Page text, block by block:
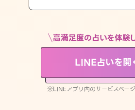
LINE占いを開く
※LINEアプリ内のサービスページへ遷移します
高満足度の占いを体験
LINE占いを開
※LINEアプリ内のサービスペー